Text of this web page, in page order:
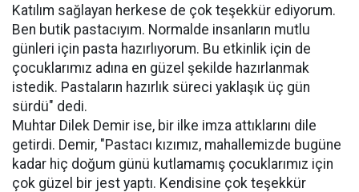
Katılım sağlayan herkese de çok teşekkür ediyorum.
Ben butik pastacıyım. Normalde insanların mutlu
günleri için pasta hazırlıyorum. Bu etkinlik için de
çocuklarımız adına en güzel şekilde hazırlanmak
istedik. Pastaların hazırlık süreci yaklaşık üç gün
sürdü" dedi.
Muhtar Dilek Demir ise, bir ilke imza attıklarını dile
getirdi. Demir, "Pastacı kızımız, mahallemizde bugüne
kadar hiç doğum günü kutlamamış çocuklarımız için
çok güzel bir jest yaptı. Kendisine çok teşekkür